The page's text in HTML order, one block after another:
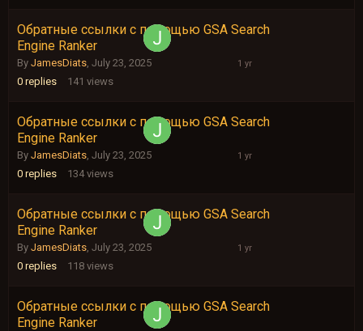
Обратные ссылки с помощью GSA Search
Engine Ranker
By JamesDiats, July 23, 2025
0 replies 141 views
July
Обратные ссылки с помощью GSA Search
Engine Ranker
By JamesDiats, July 23, 2025
0 replies 134 views
July
Обратные ссылки с помощью GSA Search
Engine Ranker
By JamesDiats, July 23, 2025
0 replies 118 views
July
Обратные ссылки с помощью GSA Search
Engine Ranker
July